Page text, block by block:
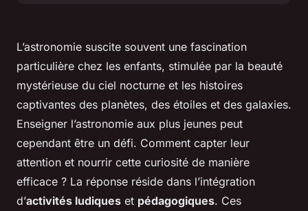
L’astronomie suscite souvent une fascination
particulière chez les enfants, stimulée par la beauté
mystérieuse du ciel nocturne et les histoires
captivantes des planètes, des étoiles et des galaxies.
Enseigner l’astronomie aux plus jeunes peut
cependant être un défi. Comment capter leur
attention et nourrir cette curiosité de manière
efficace ? La réponse réside dans l’intégration
d’activités ludiques et pédagogiques. Ces